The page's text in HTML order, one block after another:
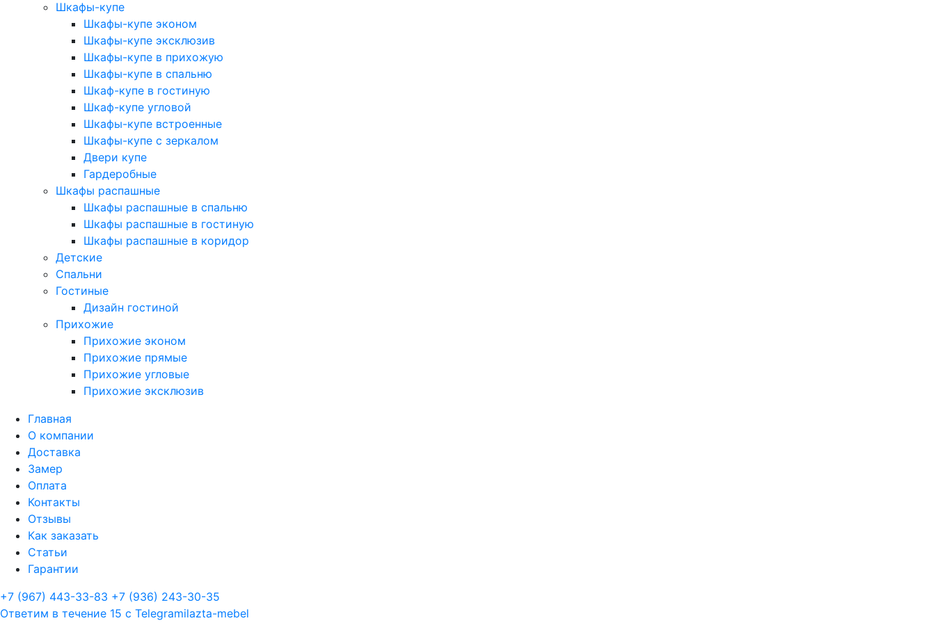
Шкафы-купе
Шкафы-купе эконом
Шкафы-купе эксклюзив
Шкафы-купе в прихожую
Шкафы-купе в спальню
Шкаф-купе в гостиную
Шкаф-купе угловой
Шкафы-купе встроенные
Шкафы-купе с зеркалом
Двери купе
Гардеробные
Шкафы распашные
Шкафы распашные в спальню
Шкафы распашные в гостиную
Шкафы распашные в коридор
Детские
Спальни
Гостиные
Дизайн гостиной
Прихожие
Прихожие эконом
Прихожие прямые
Прихожие угловые
Прихожие эксклюзив
Главная
О компании
Доставка
Замер
Оплата
Контакты
Отзывы
Как заказать
Статьи
Гарантии
+7 (967) 443-33-83 +7 (936) 243-30-35
Ответим в течение 15 с Telegramilazta-mebel